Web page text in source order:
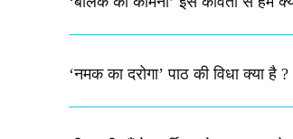
‘नमक का दरोगा’ पाठ की विधा क्या